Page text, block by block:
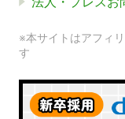
※本サイトはアフィ
す